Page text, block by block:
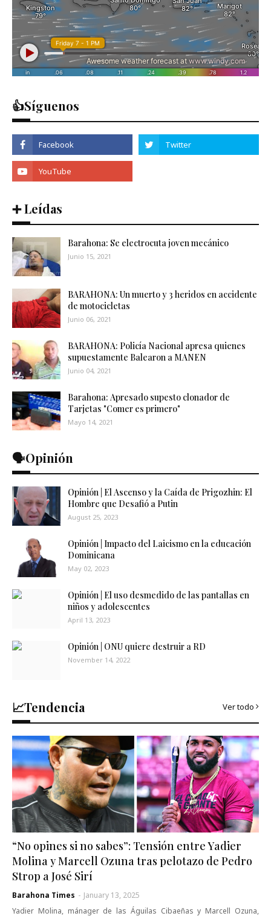
👍Síguenos
➕ Leídas
Barahona: Se electrocuta joven mecánico
Junio 15, 2021
BARAHONA: Un muerto y 3 heridos en accidente
de motocicletas
Junio 06, 2021
BARAHONA: Policía Nacional apresa quienes
supuestamente Balearon a MANEN
Junio 04, 2021
Barahona: Apresado supesto clonador de
Tarjetas "Comer es primero"
Mayo 14, 2021
🗣️Opinión
Opinión | El Ascenso y la Caída de Prigozhin: El
Hombre que Desafió a Putin
August 25, 2023
Opinión | Impacto del Laicismo en la educación
Dominicana
May 02, 2023
Opinión | El uso desmedido de las pantallas en
niños y adolescentes
April 13, 2023
Opinión | ONU quiere destruir a RD
November 14, 2022
📈Tendencia Ver todo
“No opines si no sabes”: Tensión entre Yadier
Molina y Marcell Ozuna tras pelotazo de Pedro
Strop a José Sirí
Barahona Times - January 13, 2025
Yadier Molina, mánager de las Águilas Cibaeñas y Marcell Ozuna,